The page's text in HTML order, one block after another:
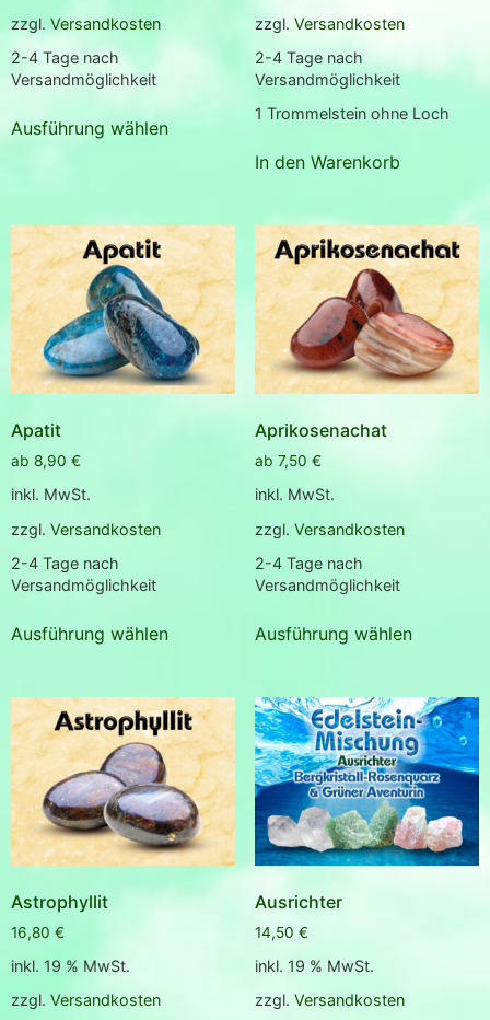
zzgl. Versandkosten
2-4 Tage nach
Versandmöglichkeit
Ausführung wählen
zzgl. Versandkosten
2-4 Tage nach
Versandmöglichkeit
1 Trommelstein ohne Loch
In den Warenkorb
Apatit
ab 8,90 €
inkl. MwSt.
zzgl. Versandkosten
2-4 Tage nach
Versandmöglichkeit
Ausführung wählen
Aprikosenachat
ab 7,50 €
inkl. MwSt.
zzgl. Versandkosten
2-4 Tage nach
Versandmöglichkeit
Ausführung wählen
Astrophyllit
16,80 €
inkl. 19 % MwSt.
zzgl. Versandkosten
Ausrichter
14,50 €
inkl. 19 % MwSt.
zzgl. Versandkosten